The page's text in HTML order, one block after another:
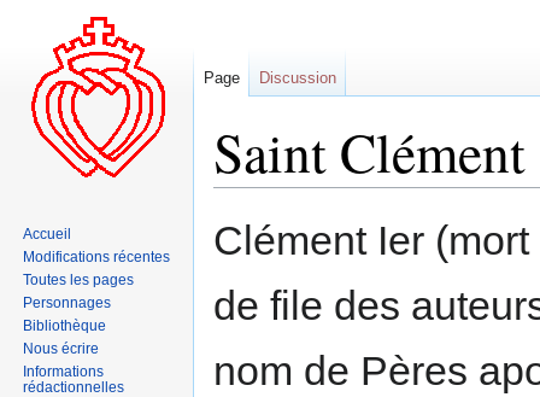
Saint Clément
à
navigation
à
recherche
Clément Ier
de file des
nom de Pères
Page Discussion
Accueil
Modifications récentes
Toutes les pages
Personnages
Bibliothèque
Nous écrire
Informations
rédactionnelles